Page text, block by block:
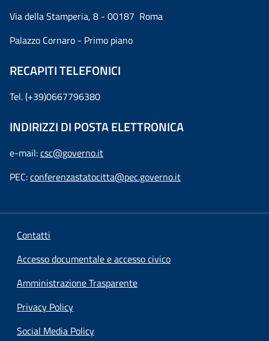
Via della Stamperia, 8 - 00187 Roma
Palazzo Cornaro - Primo piano
RECAPITI TELEFONICI
Tel. (+39)0667796380
INDIRIZZI DI POSTA ELETTRONICA
e-mail:csc@governo.it
PEC:conferenzastatocitta@pec.governo.it
Contatti
Accesso documentale e accesso civico
Amministrazione Trasparente
Privacy Policy
Social Media Policy